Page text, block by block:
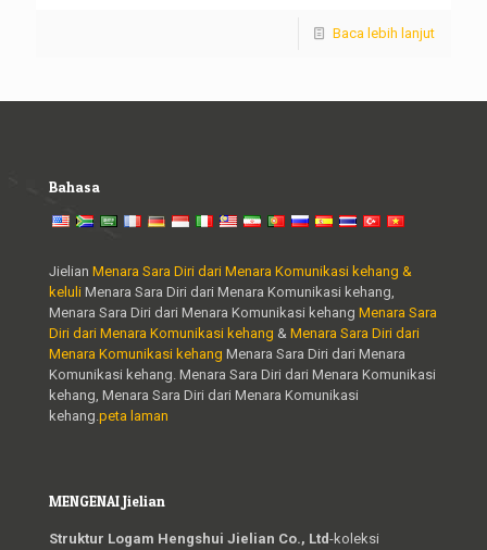
Baca lebih lanjut
Bahasa
Jielian Menara Sara Diri dari Menara Komunikasi kehang &
keluli Menara Sara Diri dari Menara Komunikasi kehang,
Menara Sara Diri dari Menara Komunikasi kehang Menara Sara
Diri dari Menara Komunikasi kehang & Menara Sara Diri dari
Menara Komunikasi kehang Menara Sara Diri dari Menara
Komunikasi kehang. Menara Sara Diri dari Menara Komunikasi
kehang, Menara Sara Diri dari Menara Komunikasi
kehang.peta laman
MENGENAI Jielian
Struktur Logam Hengshui Jielian Co., Ltd-koleksi